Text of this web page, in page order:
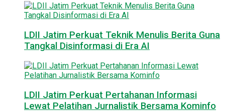
LDII Jatim Perkuat Teknik Menulis Berita Guna
Tangkal Disinformasi di Era AI
LDII Jatim Perkuat Pertahanan Informasi
Lewat Pelatihan Jurnalistik Bersama Kominfo